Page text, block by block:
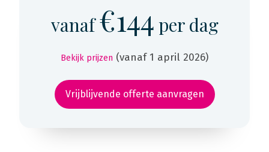
vanaf€144 per dag
Bekijk prijzen (vanaf 1 april 2026)
Vrijblijvende offerte aanvragen